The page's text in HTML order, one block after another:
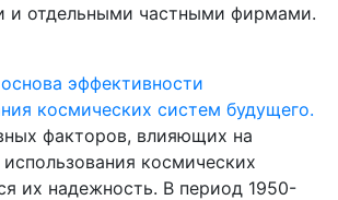
и отдельными частными фирмами.
эффективности
космических систем будущего.
факторов, влияющих на
космических
их надежность. В период 1950-